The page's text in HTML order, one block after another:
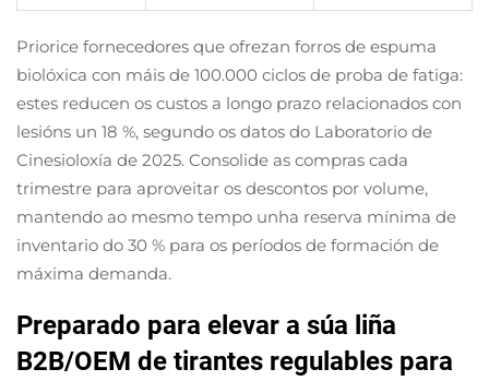
Priorice fornecedores que ofrezan forros de espuma
biolóxica con máis de 100.000 ciclos de proba de fatiga:
estes reducen os custos a longo prazo relacionados con
lesións un 18 %, segundo os datos do Laboratorio de
Cinesioloxía de 2025. Consolide as compras cada
trimestre para aproveitar os descontos por volume,
mantendo ao mesmo tempo unha reserva mínima de
inventario do 30 % para os períodos de formación de
máxima demanda.
Preparado para elevar a súa liña
B2B/OEM de tirantes regulables para